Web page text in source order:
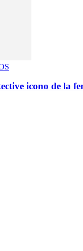
icono de la